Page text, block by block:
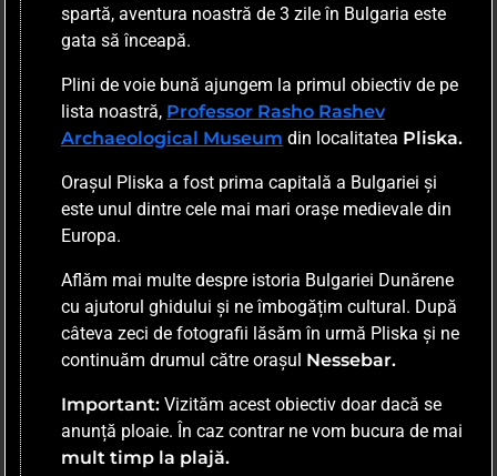
spartă, aventura noastră de 3 zile în Bulgaria este
gata să înceapă.
Plini de voie bună ajungem la primul obiectiv de pe
lista noastră, Professor Rasho Rashev
Archaeological Museum din localitatea Pliska.
Orașul Pliska a fost prima capitală a Bulgariei și
este unul dintre cele mai mari orașe medievale din
Europa.
Aflăm mai multe despre istoria Bulgariei Dunărene
cu ajutorul ghidului și ne îmbogățim cultural. După
câteva zeci de fotografii lăsăm în urmă Pliska și ne
continuăm drumul către orașul Nessebar.
Important: Vizităm acest obiectiv doar dacă se
anunță ploaie. În caz contrar ne vom bucura de mai
mult timp la plajă.